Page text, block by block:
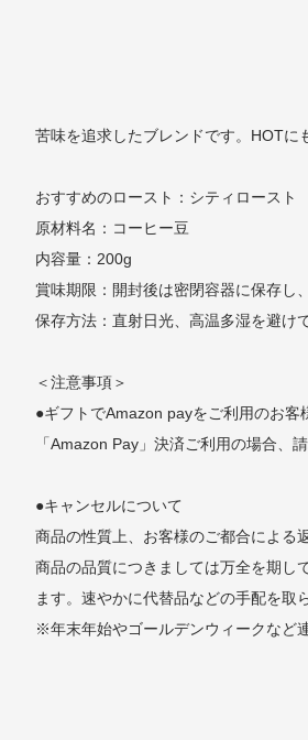
苦味を追求したブレンドです。HOTに
おすすめのロースト：シティロースト
原材料名：コーヒー豆
内容量：200g
賞味期限：開封後は密閉容器に保存し
保存方法：直射日光、高温多湿を避け
＜注意事項＞
●ギフトでAmazon payをご利用のお客
「Amazon Pay」決済ご利用の場合、
●キャンセルについて
商品の性質上、お客様のご都合による
商品の品質につきましては万全を期し
ます。速やかに代替品などの手配を取
※年末年始やゴールデンウィークなど